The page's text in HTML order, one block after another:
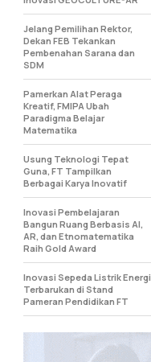
Jelang Pemilihan Rektor,
Dekan FEB Tekankan
Pembenahan Sarana dan
SDM
Pamerkan Alat Peraga
Kreatif, FMIPA Ubah
Paradigma Belajar
Matematika
Usung Teknologi Tepat
Guna, FT Tampilkan
Berbagai Karya Inovatif
Inovasi Pembelajaran
Bangun Ruang Berbasis AI,
AR, dan Etnomatematika
Raih Gold Award
Inovasi Sepeda Listrik Energi
Terbarukan di Stand
Pameran Pendidikan FT